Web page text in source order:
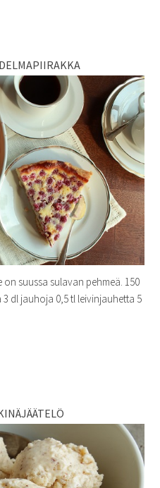
suussa sulavan pehmeä. 150
dl jauhoja 0,5 tl leivinjauhetta 5